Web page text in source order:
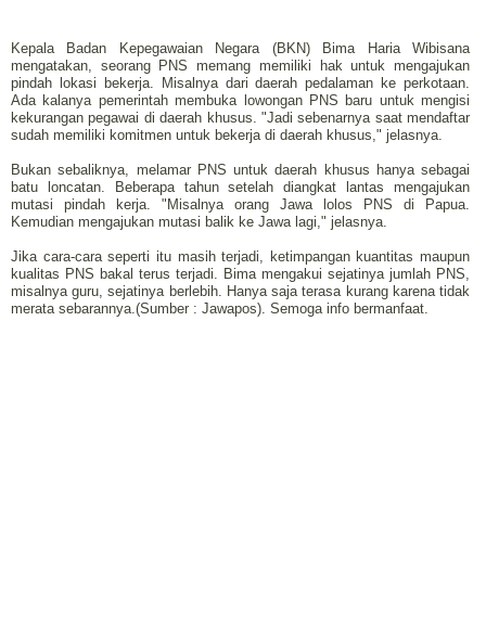
Kepala Badan Kepegawaian Negara (BKN) Bima Haria Wibisana
mengatakan, seorang PNS memang memiliki hak untuk mengajukan
pindah lokasi bekerja. Misalnya dari daerah pedalaman ke perkotaan.
Ada kalanya pemerintah membuka lowongan PNS baru untuk mengisi
kekurangan pegawai di daerah khusus. "Jadi sebenarnya saat mendaftar
sudah memiliki komitmen untuk bekerja di daerah khusus," jelasnya.
Bukan sebaliknya, melamar PNS untuk daerah khusus hanya sebagai
batu loncatan. Beberapa tahun setelah diangkat lantas mengajukan
mutasi pindah kerja. "Misalnya orang Jawa lolos PNS di Papua.
Kemudian mengajukan mutasi balik ke Jawa lagi," jelasnya.
Jika cara-cara seperti itu masih terjadi, ketimpangan kuantitas maupun
kualitas PNS bakal terus terjadi. Bima mengakui sejatinya jumlah PNS,
misalnya guru, sejatinya berlebih. Hanya saja terasa kurang karena tidak
merata sebarannya.(Sumber : Jawapos). Semoga info bermanfaat.